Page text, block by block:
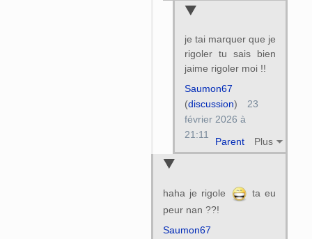
je tai marquer que je
rigoler tu sais bien
jaime rigoler moi !!
Parent Plus
Saumon67
(discussion)
23
février 2026 à
21:11
haha je rigole
ta eu
peur nan ??!
Saumon67